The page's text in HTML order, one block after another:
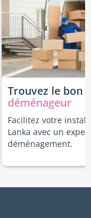
Trouvez le bon
déménageur
Facilitez votre
Lanka avec un
déménagement.